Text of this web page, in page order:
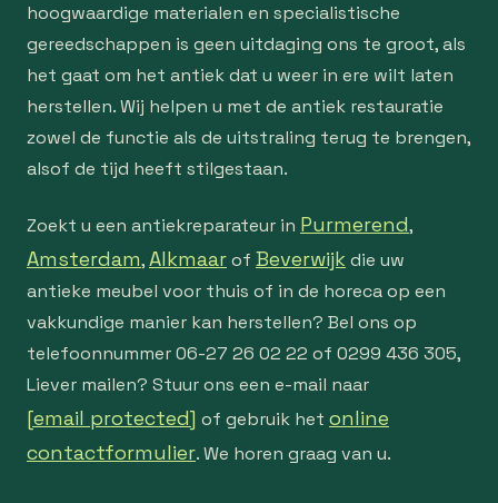
hoogwaardige materialen en specialistische
gereedschappen is geen uitdaging ons te groot, als
het gaat om het antiek dat u weer in ere wilt laten
herstellen. Wij helpen u met de antiek restauratie
zowel de functie als de uitstraling terug te brengen,
alsof de tijd heeft stilgestaan.
Zoekt u een antiekreparateur in Purmerend,
Amsterdam,Alkmaarof Beverwijk die uw
antieke meubel voor thuis of in de horeca op een
vakkundige manier kan herstellen? Bel ons op
telefoonnummer 06-27 26 02 22 of 0299 436 305,
Liever mailen? Stuur ons een e-mail naar
[email protected] of gebruik het online
contactformulier. We horen graag van u.